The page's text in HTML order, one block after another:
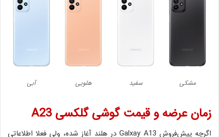
مشکی سفید هلویی آبی
زمان عرضه و قیمت گوشی گلکسی A23
اگرچه پیش‌فروش Galxay A13 در هلند آغاز شده، ولی فعلا اطلاعاتی